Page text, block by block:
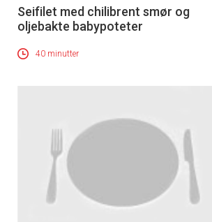
Seifilet med chilibrent smør og
oljebakte babypoteter
40 minutter